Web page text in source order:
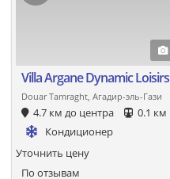
Villa Argane Dynamic Loisirs
Douar Tamraght, Агадир-эль-Гази
4.7 км до центра 0.1 км
Кондиционер
По отзывам
Уточнить цену